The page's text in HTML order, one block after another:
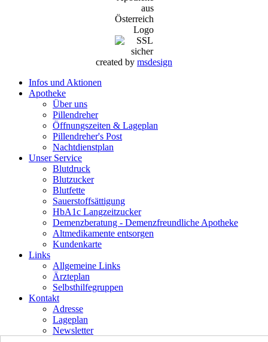
created by msdesign
Infos und Aktionen
Apotheke
Über uns
Pillendreher
Öffnungszeiten & Lageplan
Pillendreher's Post
Nachtdienstplan
Unser Service
Blutdruck
Blutzucker
Blutfette
Sauerstoffsättigung
HbA1c Langzeitzucker
Demenzberatung - Demenzfreundliche Apotheke
Altmedikamente entsorgen
Kundenkarte
Links
Allgemeine Links
Ärzteplan
Selbsthilfegruppen
Kontakt
Adresse
Lageplan
Newsletter